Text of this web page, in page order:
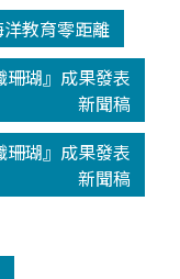
教育零距離
瑚』成果發表
新聞稿
瑚』成果發表
新聞稿